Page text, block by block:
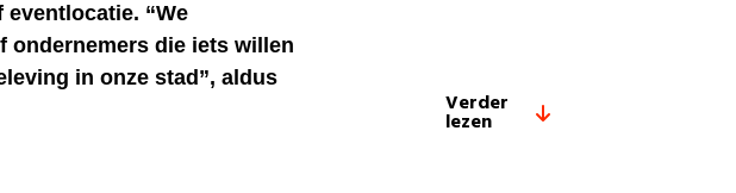
“We
ondernemers die iets willen
in onze stad”, aldus
Verder
lezen